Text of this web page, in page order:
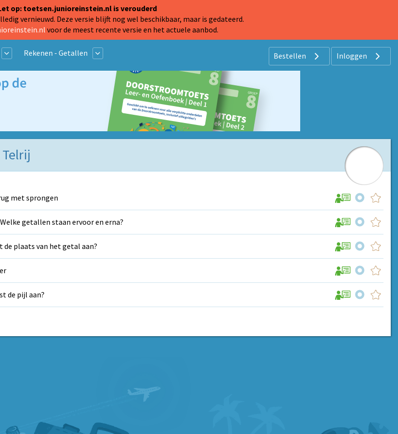
op: toetsen.junioreinstein.nl is verouderd
vernieuwd. Deze versie blijft nog wel beschikbaar, maar is gedateerd.
voor de meest recente versie en het actuele aanbod.
Rekenen - Getallen Bestellen Inloggen
met sprongen
getallen staan ervoor en erna?
de plaats van het getal aan?
de pijl aan?